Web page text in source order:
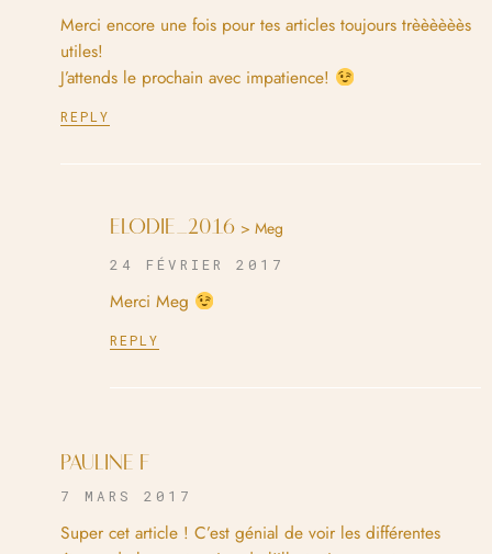
Merci encore une fois pour tes articles toujours trèèèèèès
utiles!
J’attends le prochain avec impatience!
REPLY
ELODIE_2016 > Meg
24 FÉVRIER 2017
Merci Meg
REPLY
PAULINE F
7 MARS 2017
Super cet article ! C’est génial de voir les différentes